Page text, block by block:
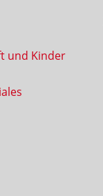
und Kinder